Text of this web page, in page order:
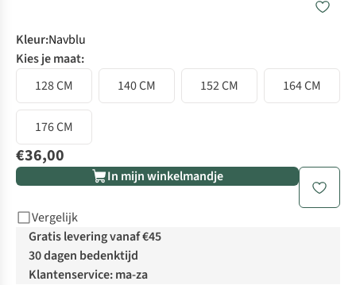
Kleur:Navblu
Kies je maat:
128 CM
140 CM 152 CM 164 CM
176 CM
€36,00
In mijn winkelmandje
Vergelijk
Gratis levering vanaf €45
30 dagen bedenktijd
Klantenservice: ma-za